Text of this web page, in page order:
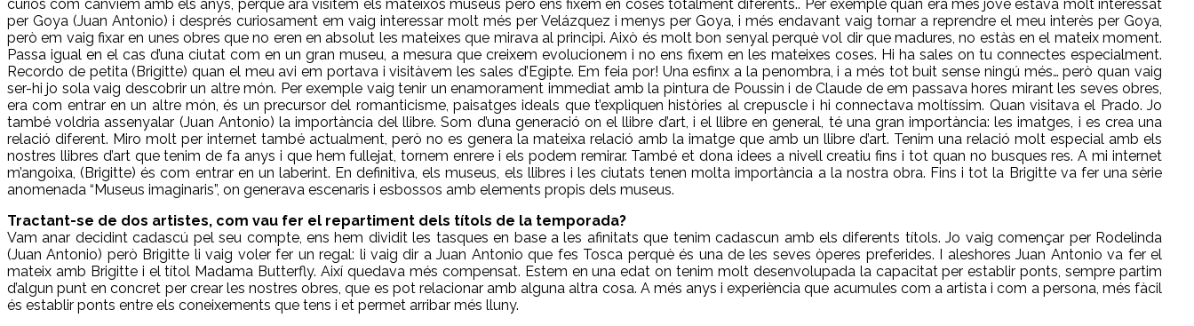
curiós com canviem amb els anys, perquè ara visitem els mateixos museus però ens fixem en coses totalment diferents.. Per exemple quan era més jove estava molt interessat
per Goya (Juan Antonio) i després curiosament em vaig interessar molt més per Velázquez i menys per Goya, i més endavant vaig tornar a reprendre el meu interès per Goya,
però em vaig fixar en unes obres que no eren en absolut les mateixes que mirava al principi. Això és molt bon senyal perquè vol dir que madures, no estàs en el mateix moment.
Passa igual en el cas d’una ciutat com en un gran museu, a mesura que creixem evolucionem i no ens fixem en les mateixes coses. Hi ha sales on tu connectes especialment.
Recordo de petita (Brigitte) quan el meu avi em portava i visitàvem les sales d’Egipte. Em feia por! Una esfinx a la penombra, i a més tot buit sense ningú més… però quan vaig
ser-hi jo sola vaig descobrir un altre món. Per exemple vaig tenir un enamorament immediat amb la pintura de Poussin i de Claude de em passava hores mirant les seves obres,
era com entrar en un altre món, és un precursor del romanticisme, paisatges ideals que t’expliquen històries al crepuscle i hi connectava moltíssim. Quan visitava el Prado. Jo
també voldria assenyalar (Juan Antonio) la importància del llibre. Som d’una generació on el llibre d’art, i el llibre en general, té una gran importància: les imatges, i es crea una
relació diferent. Miro molt per internet també actualment, però no es genera la mateixa relació amb la imatge que amb un llibre d’art. Tenim una relació molt especial amb els
nostres llibres d’art que tenim de fa anys i que hem fullejat, tornem enrere i els podem remirar. També et dona idees a nivell creatiu fins i tot quan no busques res. A mi internet
m’angoixa, (Brigitte) és com entrar en un laberint. En definitiva, els museus, els llibres i les ciutats tenen molta importància a la nostra obra. Fins i tot la Brigitte va fer una sèrie
anomenada “Museus imaginaris”, on generava escenaris i esbossos amb elements propis dels museus.
Tractant-se de dos artistes, com vau fer el repartiment dels títols de la temporada?
Vam anar decidint cadascú pel seu compte, ens hem dividit les tasques en base a les afinitats que tenim cadascun amb els diferents títols. Jo vaig començar per Rodelinda
(Juan Antonio) però Brigitte li vaig voler fer un regal: li vaig dir a Juan Antonio que fes Tosca perquè és una de les seves òperes preferides. I aleshores Juan Antonio va fer el
mateix amb Brigitte i el títol Madama Butterfly. Així quedava més compensat. Estem en una edat on tenim molt desenvolupada la capacitat per establir ponts, sempre partim
d’algun punt en concret per crear les nostres obres, que es pot relacionar amb alguna altra cosa. A més anys i experiència que acumules com a artista i com a persona, més fàcil
és establir ponts entre els coneixements que tens i et permet arribar més lluny.